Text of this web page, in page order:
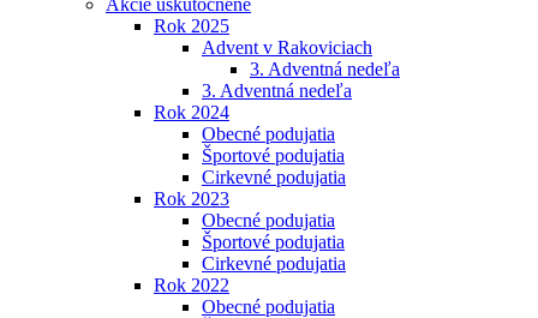
Akcie uskutočnené
Rok 2025
Advent v Rakoviciach
3. Adventná nedeľa
3. Adventná nedeľa
Rok 2024
Obecné podujatia
Športové podujatia
Cirkevné podujatia
Rok 2023
Obecné podujatia
Športové podujatia
Cirkevné podujatia
Rok 2022
Obecné podujatia